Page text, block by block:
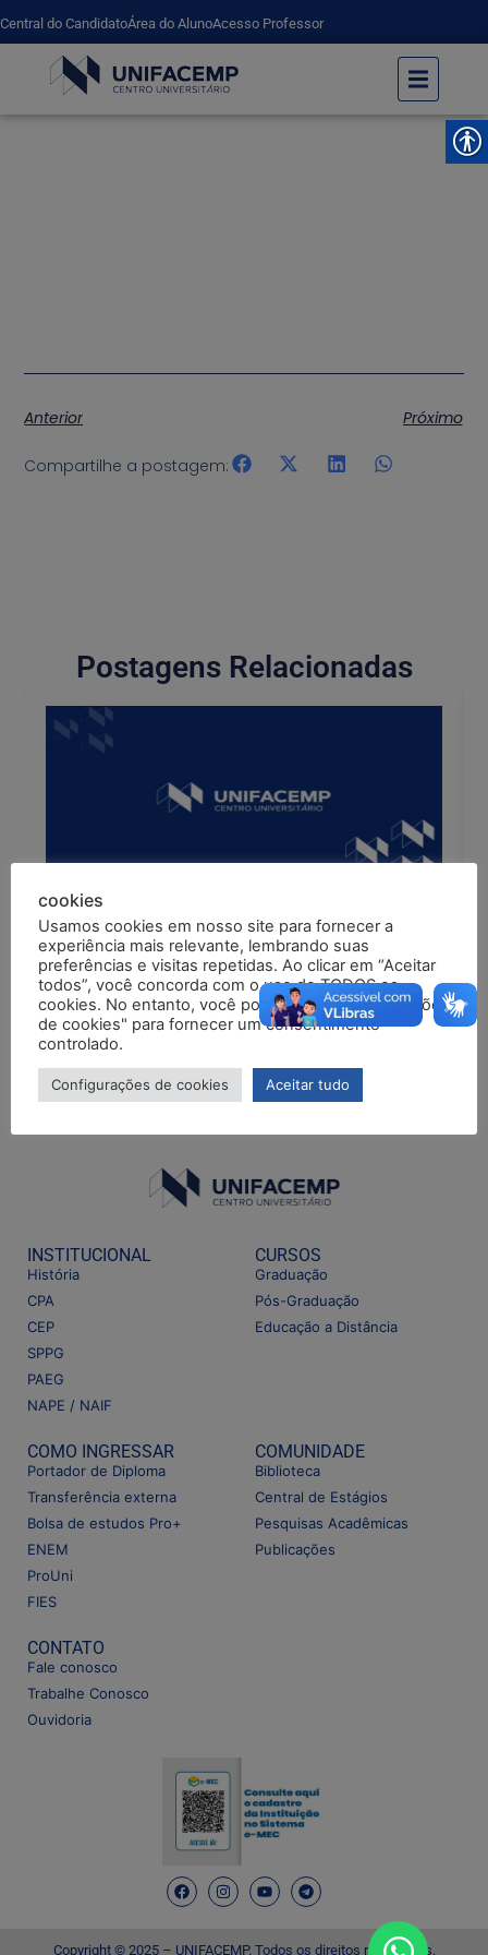
Central do CandidatoÁrea do AlunoAcesso Professor
Anterior Próximo
Compartilhe a postagem:
Postagens Relacionadas
04/08/2026
EDITAL DE RETIFICAÇÃO: ALTERAÇÃO DO
CRONOGRAMA DOS RESULTADOS
INSTITUCIONAL
História
CPA
CEP
SPPG
PAEG
NAPE / NAIF
CURSOS
Graduação
Pós-Graduação
Educação a Distância
COMO INGRESSAR
Portador de Diploma
Transferência externa
Bolsa de estudos Pro+
ENEM
ProUni
FIES
COMUNIDADE
Biblioteca
Central de Estágios
Pesquisas Acadêmicas
Publicações
CONTATO
Fale conosco
Trabalhe Conosco
Ouvidoria
Copyright © 2025 – UNIFACEMP. Todos os direitos reservados.
cookies
Usamos cookies em nosso site para fornecer a
experiência mais relevante, lembrando suas
preferências e visitas repetidas. Ao clicar em “Aceitar
todos”, você concorda com o uso de TODOS os
cookies. No entanto, você pode visitar "Configurações
de cookies" para fornecer um consentimento
controlado.
Configurações de cookies Aceitar tudo